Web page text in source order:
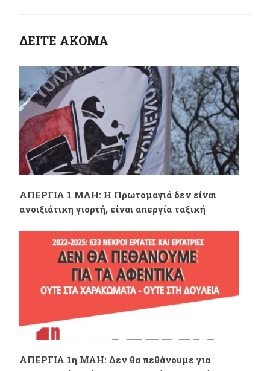
moto per il 1° Maggio
2022
εργοδότες που
απασχολούν
προσωπικό σε
αντίξοες καιρικές
συνθήκες
ΔΕΙΤΕ ΑΚΟΜΑ
ΑΠΕΡΓΙΑ 1 ΜΑΗ: Η Πρωτομαγιά δεν είναι
ανοιξιάτικη γιορτή, είναι απεργία ταξική
ΑΠΕΡΓΙΑ 1η ΜΑΗ: Δεν θα πεθάνουμε για